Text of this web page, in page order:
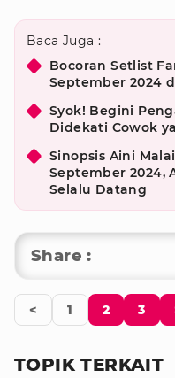
Baca Juga :
Bocoran Setlist
September 2024
Syok! Begini
Didekati Cowok
Sinopsis Aini
September 2024,
Selalu Datang
Share :
< 1 2 3
TOPIK TERKAIT